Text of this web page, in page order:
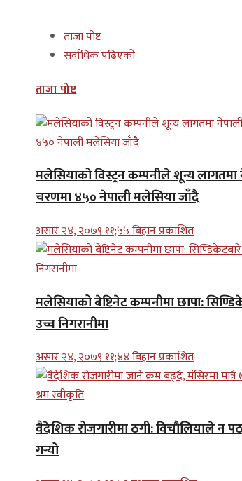
ताजा पोष्ट
सर्वाधिक पढिएको
ताजा पोष्ट
मलेसियाको विस्ट्रन कम्पनीले शून्य
चरणमा ४५० नेपाली मलेसिया जाँदै
असार २४, २०७९ ११;५५ बिहान प्रकाशित
मलेसियाको बेष्टिनेट कम्पनीमा छापा:
उच्च निगरानीमा
असार २४, २०७९ ११;४४ बिहान प्रकाशित
वैदेशिक रोजगारीमा ठगी: विचौलियाले न
गर्‍यो